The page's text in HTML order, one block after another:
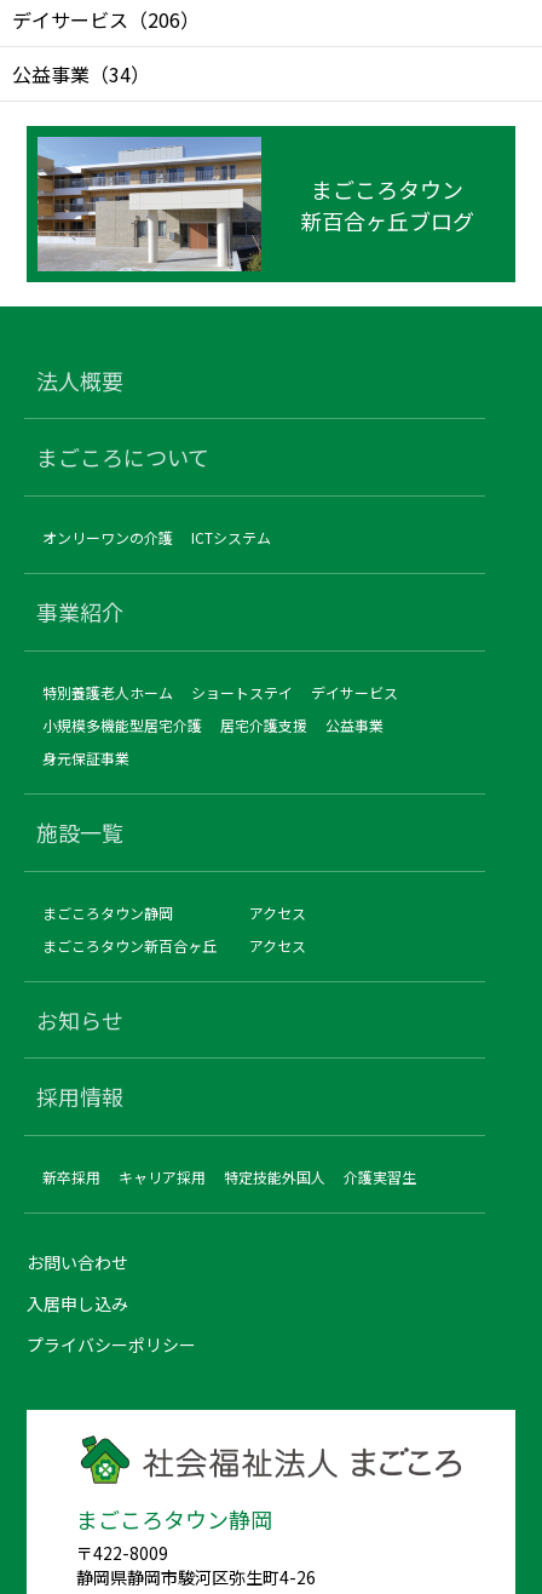
デイサービス （206）
公益事業 （34）
まごころタウン
新百合ヶ丘ブログ
法人概要
まごころについて
オンリーワンの介護 ICTシステム
事業紹介
特別養護老人ホーム ショートステイ
デイサービス
小規模多機能型居宅介護
居宅介護支援
公益事業
身元保証事業
施設一覧
まごころタウン静岡
アクセス
まごころタウン新百合ヶ丘
アクセス
お知らせ
採用情報
新卒採用 キャリア採用 特定技能外国人 介護実習生
お問い合わせ
入居申し込み
プライバシーポリシー
まごころタウン静岡
〒422-8009
静岡県静岡市駿河区弥生町4-26